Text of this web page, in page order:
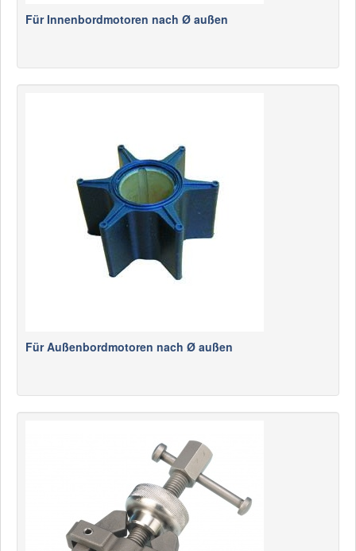
Für Innenbordmotoren nach Ø außen
Für Außenbordmotoren nach Ø außen